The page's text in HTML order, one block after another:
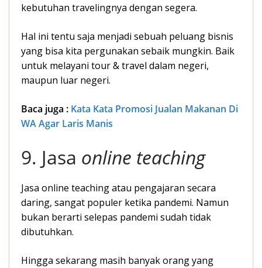
kebutuhan travelingnya dengan segera.
Hal ini tentu saja menjadi sebuah peluang bisnis
yang bisa kita pergunakan sebaik mungkin. Baik
untuk melayani tour & travel dalam negeri,
maupun luar negeri.
Baca juga : Kata Kata Promosi Jualan Makanan Di
WA Agar Laris Manis
9. Jasa online teaching
Jasa online teaching atau pengajaran secara
daring, sangat populer ketika pandemi. Namun
bukan berarti selepas pandemi sudah tidak
dibutuhkan.
Hingga sekarang masih banyak orang yang